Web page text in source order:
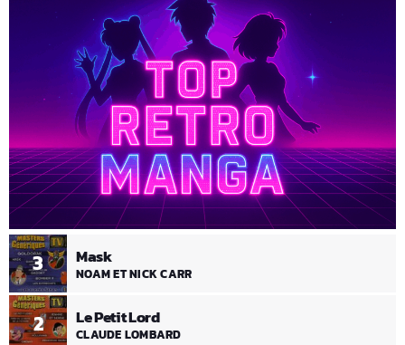
2 Le Petit Lord
CLAUDE LOMBARD
3 Mask
NOAM ET NICK CARR